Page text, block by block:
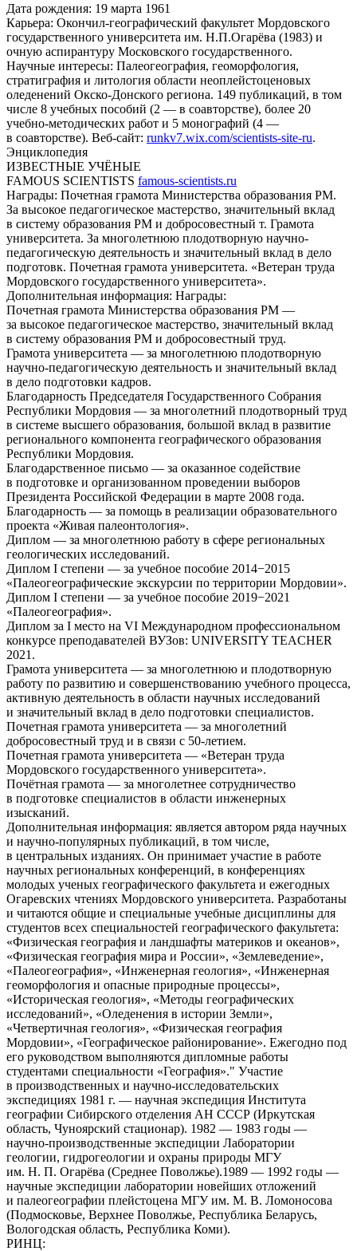
Дата рождения: 19 марта 1961
Карьера: Окончил-географический факультет Мордовского
государственного университета им. Н.П.Огарёва (1983) и
очную аспирантуру Московского государственного.
Научные интересы: Палеогеография, геоморфология,
стратиграфия и литология области неоплейстоценовых
оледенений Окско-Донского региона. 149 публикаций, в том
числе 8 учебных пособий (2 — в соавторстве), более 20
учебно-методических работ и 5 монографий (4 —
в соавторстве). Веб-сайт: runkv7.wix.com/scientists-site-ru.
Энциклопедия
ИЗВЕСТНЫЕ УЧЁНЫЕ
FAMOUS SCIENTISTS famous-scientists.ru
Награды: Почетная грамота Министерства образования РМ.
За высокое педагогическое мастерство, значительный вклад
в систему образования РМ и добросовестный т. Грамота
университета. За многолетнюю плодотворную научно-
педагогическую деятельность и значительный вклад в дело
подготовк. Почетная грамота университета. «Ветеран труда
Мордовского государственного университета».
Дополнительная информация: Награды:
Почетная грамота Министерства образования РМ —
за высокое педагогическое мастерство, значительный вклад
в систему образования РМ и добросовестный труд.
Грамота университета — за многолетнюю плодотворную
научно-педагогическую деятельность и значительный вклад
в дело подготовки кадров.
Благодарность Председателя Государственного Собрания
Республики Мордовия — за многолетний плодотворный труд
в системе высшего образования, большой вклад в развитие
регионального компонента географического образования
Республики Мордовия.
Благодарственное письмо — за оказанное содействие
в подготовке и организованном проведении выборов
Президента Российской Федерации в марте 2008 года.
Благодарность — за помощь в реализации образовательного
проекта «Живая палеонтология».
Диплом — за многолетнюю работу в сфере региональных
геологических исследований.
Диплом I степени — за учебное пособие 2014−2015
«Палеогеографические экскурсии по территории Мордовии».
Диплом I степени — за учебное пособие 2019−2021
«Палеогеография».
Диплом за I место на VI Международном профессиональном
конкурсе преподавателей ВУЗов: UNIVERSITY TEACHER
2021.
Грамота университета — за многолетнюю и плодотворную
работу по развитию и совершенствованию учебного процесса,
активную деятельность в области научных исследований
и значительный вклад в дело подготовки специалистов.
Почетная грамота университета — за многолетний
добросовестный труд и в связи с 50-летием.
Почетная грамота университета — «Ветеран труда
Мордовского государственного университета».
Почётная грамота — за многолетнее сотрудничество
в подготовке специалистов в области инженерных
изысканий.
Дополнительная информация: является автором ряда научных
и научно-популярных публикаций, в том числе,
в центральных изданиях. Он принимает участие в работе
научных региональных конференций, в конференциях
молодых ученых географического факультета и ежегодных
Огаревских чтениях Мордовского университета. Разработаны
и читаются общие и специальные учебные дисциплины для
студентов всех специальностей географического факультета:
«Физическая география и ландшафты материков и океанов»,
«Физическая география мира и России», «Землеведение»,
«Палеогеография», «Инженерная геология», «Инженерная
геоморфология и опасные природные процессы»,
«Историческая геология», «Методы географических
исследований», «Оледенения в истории Земли»,
«Четвертичная геология», «Физическая география
Мордовии», «Географическое районирование». Ежегодно под
его руководством выполняются дипломные работы
студентами специальности «География»." Участие
в производственных и научно-исследовательских
экспедициях 1981 г. — научная экспедиция Института
географии Сибирского отделения АН СССР (Иркутская
область, Чуноярский стационар). 1982 — 1983 годы —
научно-производственные экспедиции Лаборатории
геологии, гидрогеологии и охраны природы МГУ
им. Н. П. Огарёва (Среднее Поволжье).1989 — 1992 годы —
научные экспедиции лаборатории новейших отложений
и палеогеографии плейстоцена МГУ им. М. В. Ломоносова
(Подмосковье, Верхнее Поволжье, Республика Беларусь,
Вологодская область, Республика Коми).
РИНЦ: